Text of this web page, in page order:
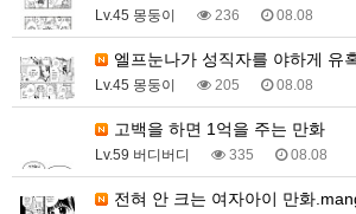
Lv.45 몽둥이 236 08.08
엘프눈나가 성직자를 야하게 유
Lv.45 몽둥이 205 08.08
고백을 하면 1억을 주는 만화
Lv.59 버디버디 335 08.08
전혀 안 크는 여자아이 만화